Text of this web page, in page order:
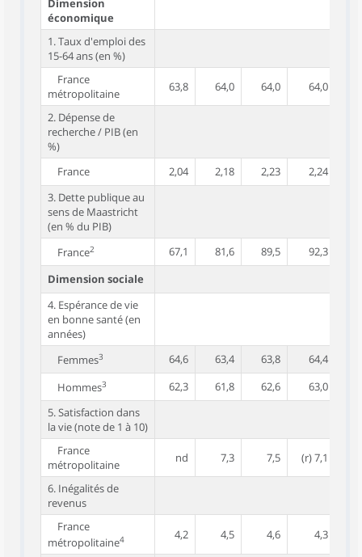
Dimension
économique
1. Taux d'emploi des
15-64 ans (en %)
France
métropolitaine
63,8 64,0 64,0 64,0
2. Dépense de
recherche / PIB (en
%)
France
2,04 2,18 2,23 2,24
3. Dette publique au
sens de Maastricht
(en % du PIB)
France2 67,1 81,6 89,5 92,3
Dimension sociale
4. Espérance de vie
en bonne santé (en
années)
Femmes3 64,6 63,4 63,8 64,4
Hommes3 62,3 61,8 62,6 63,0
5. Satisfaction dans
la vie (note de 1 à 10)
France
métropolitaine
nd 7,3 7,5 (r) 7,1
6. Inégalités de
revenus
France
métropolitaine4 4,2 4,5 4,6 4,3